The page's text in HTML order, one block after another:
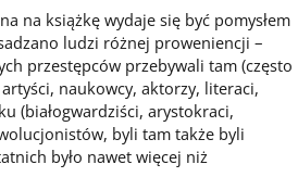
na książkę wydaje się być pomysłem
ludzi różnej proweniencji –
przestępców przebywali tam (często
naukowcy, aktorzy, literaci,
(białogwardziści, arystokraci,
byli tam także byli
było nawet więcej niż